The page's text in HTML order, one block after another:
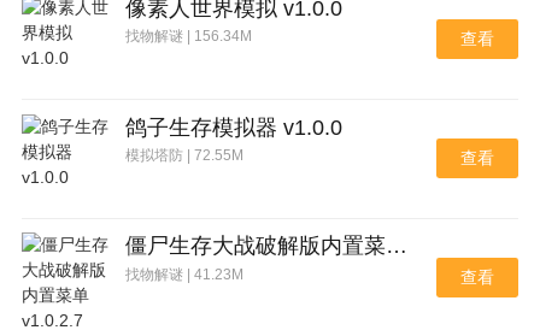
像素人世界模拟 v1.0.0
找物解谜 | 156.34M 查看
鸽子生存模拟器 v1.0.0
模拟塔防 | 72.55M 查看
僵尸生存大战破解版内置菜单 v1.0.2.7
找物解谜 | 41.23M 查看